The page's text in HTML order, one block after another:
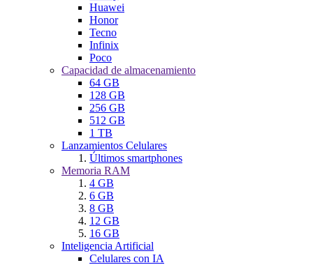
Huawei
Honor
Tecno
Infinix
Poco
Capacidad de almacenamiento
64 GB
128 GB
256 GB
512 GB
1 TB
Lanzamientos Celulares
Últimos smartphones
Memoria RAM
4 GB
6 GB
8 GB
12 GB
16 GB
Inteligencia Artificial
Celulares con IA